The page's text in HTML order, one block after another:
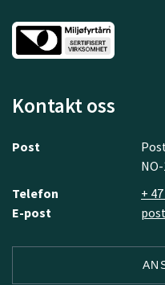
Kontakt oss
Post
Telefon
+
E-post